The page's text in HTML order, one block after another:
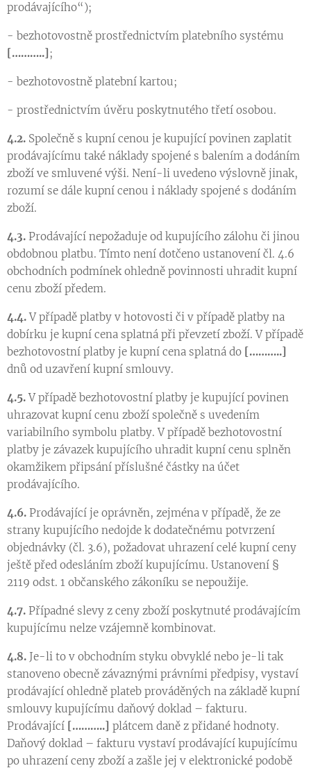
prodávajícího“);
- bezhotovostně prostřednictvím platebního systému
[………..] ;
- bezhotovostně platební kartou;
- prostřednictvím úvěru poskytnutého třetí osobou.
4.2. Společně s kupní cenou je kupující povinen zaplatit
prodávajícímu také náklady spojené s balením a dodáním
zboží ve smluvené výši. Není-li uvedeno výslovně jinak,
rozumí se dále kupní cenou i náklady spojené s dodáním
zboží.
4.3. Prodávající nepožaduje od kupujícího zálohu či jinou
obdobnou platbu. Tímto není dotčeno ustanovení čl. 4.6
obchodních podmínek ohledně povinnosti uhradit kupní
cenu zboží předem.
4.4.V případě platby v hotovosti či v případě platby na
dobírku je kupní cena splatná při převzetí zboží. V případě
bezhotovostní platby je kupní cena splatná do [………..]
dnů od uzavření kupní smlouvy.
4.5.V případě bezhotovostní platby je kupující povinen
uhrazovat kupní cenu zboží společně s uvedením
variabilního symbolu platby. V případě bezhotovostní
platby je závazek kupujícího uhradit kupní cenu splněn
okamžikem připsání příslušné částky na účet
prodávajícího.
4.6. Prodávající je oprávněn, zejména v případě, že ze
strany kupujícího nedojde k dodatečnému potvrzení
objednávky (čl. 3.6), požadovat uhrazení celé kupní ceny
ještě před odesláním zboží kupujícímu. Ustanovení §
2119 odst. 1 občanského zákoníku se nepoužije.
4.7. Případné slevy z ceny zboží poskytnuté prodávajícím
kupujícímu nelze vzájemně kombinovat.
4.8. Je-li to v obchodním styku obvyklé nebo je-li tak
stanoveno obecně závaznými právními předpisy, vystaví
prodávající ohledně plateb prováděných na základě kupní
smlouvy kupujícímu daňový doklad – fakturu.
Prodávající [………..] plátcem daně z přidané hodnoty.
Daňový doklad – fakturu vystaví prodávající kupujícímu
po uhrazení ceny zboží a zašle jej v elektronické podobě